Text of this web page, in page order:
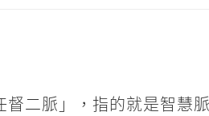
督二脈」，指的就是智慧